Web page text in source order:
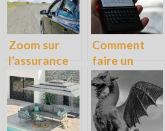
Zoom sur
l’assurance
auto et ses
avantages
Comment
faire un
accent sur
les lettres en
majuscule ?